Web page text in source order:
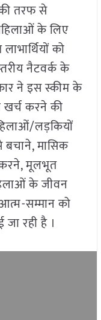
की तरफ से
के लिए
को
नैटवर्क के
ने इस स्कीम के
खर्च करने की
लड़कियों
बचाने, मासिक
करने, मूलभूत
के जीवन
सम्मान को
रही है ।